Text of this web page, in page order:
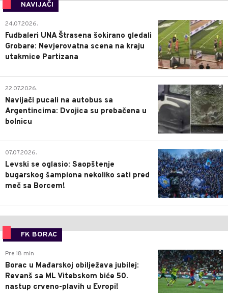
NAVIJAČI
0
24.07.2026.
Fudbaleri UNA Štrasena šokirano gledali
Grobare: Nevjerovatna scena na kraju
utakmice Partizana
0
22.07.2026.
Navijači pucali na autobus sa
Argentincima: Dvojica su prebačena u
bolnicu
1
07.07.2026.
Levski se oglasio: Saopštenje
bugarskog šampiona nekoliko sati pred
meč sa Borcem!
FK BORAC
0
Pre 18 min
Borac u Mađarskoj obilježava jubilej:
Revanš sa ML Vitebskom biće 50.
nastup crveno-plavih u Evropi!